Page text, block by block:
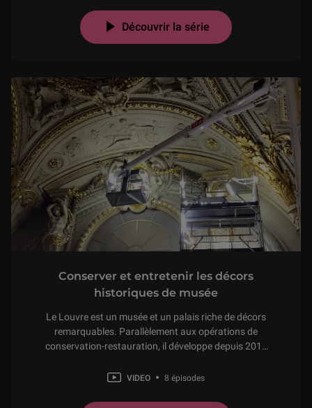
Découvrir la série
Conserver et entretenir les décors
historiques de musée
Le Louvre est un musée et un palais riche de décors
remarquables. Parallèlement aux opérations de
conservation-restauration, il développe depuis 2016
à destination des décors historiques, qui vise à enrichir
VIDEO 8 épisodes